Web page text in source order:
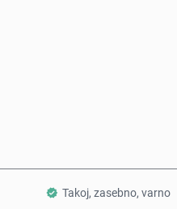
Takoj, zasebno, varno